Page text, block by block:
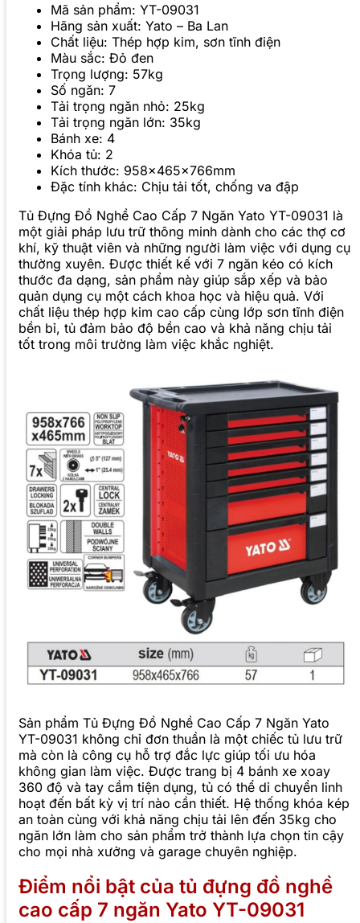
Mã sản phẩm: YT-09031
Hãng sản xuất: Yato – Ba Lan
Chất liệu: Thép hợp kim, sơn tĩnh điện
Màu sắc: Đỏ đen
Trọng lượng: 57kg
Số ngăn: 7
Tải trọng ngăn nhỏ: 25kg
Tải trọng ngăn lớn: 35kg
Bánh xe: 4
Khóa tủ: 2
Kích thước: 958x465x766mm
Đặc tính khác: Chịu tải tốt, chống va đập
Tủ Đựng Đồ Nghề Cao Cấp 7 Ngăn Yato YT-09031 là
một giải pháp lưu trữ thông minh dành cho các thợ cơ
khí, kỹ thuật viên và những người làm việc với dụng cụ
thường xuyên. Được thiết kế với 7 ngăn kéo có kích
thước đa dạng, sản phẩm này giúp sắp xếp và bảo
quản dụng cụ một cách khoa học và hiệu quả. Với
chất liệu thép hợp kim cao cấp cùng lớp sơn tĩnh điện
bền bỉ, tủ đảm bảo độ bền cao và khả năng chịu tải
tốt trong môi trường làm việc khắc nghiệt.
Sản phẩm Tủ Đựng Đồ Nghề Cao Cấp 7 Ngăn Yato
YT-09031 không chỉ đơn thuần là một chiếc tủ lưu trữ
mà còn là công cụ hỗ trợ đắc lực giúp tối ưu hóa
không gian làm việc. Được trang bị 4 bánh xe xoay
360 độ và tay cầm tiện dụng, tủ có thể di chuyển linh
hoạt đến bất kỳ vị trí nào cần thiết. Hệ thống khóa kép
an toàn cùng với khả năng chịu tải lên đến 35kg cho
ngăn lớn làm cho sản phẩm trở thành lựa chọn tin cậy
cho mọi nhà xưởng và garage chuyên nghiệp.
Điểm nổi bật của tủ đựng đồ nghề
cao cấp 7 ngăn Yato YT-09031